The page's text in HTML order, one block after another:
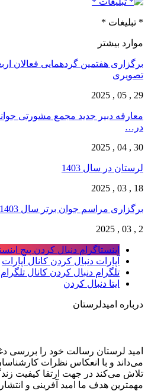
* تبلیغات *
موارد بیشتر
برگزاری هفتمین گردهمایی فعالان
تصویری
29 , 05 , 2025
معارفه دبیر جدید مجمع مشورتی
در…
30 , 04 , 2025
لرستان در سال 1403
18 , 03 , 2025
برگزاری مراسم جوان برتر سال 1403 لرستان + گزارش تصویری
2 , 03 , 2025
اینستاگرام دنبال کردن پیج
آپارات دنبال کردن کانال آپارات
تلگرام دنبال کردن کانال تلگرام
ایتا دنبال کردن
درباره امیدلرستان
امید لرستان رسالت خود را بررسی
می‌داند و با انعکاس نظرات
تلاش می‌کند در جهت ارتقا کیفیت
مهمترین هدف ما امید آفرینی و